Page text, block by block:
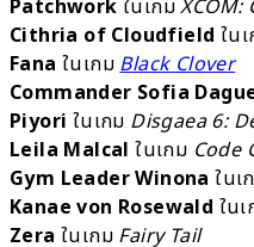
Patchwork ในเกมXCOM:
Cithria of Cloudfield ใน
Fana ในเกม Black Clover
Commander Sofia
Piyori ในเกม Disgaea 6:
Leila Malcal ในเกม Code
Gym Leader Winona ในเ
Kanae von Rosewald ใน
Zera ในเกม Fairy Tail